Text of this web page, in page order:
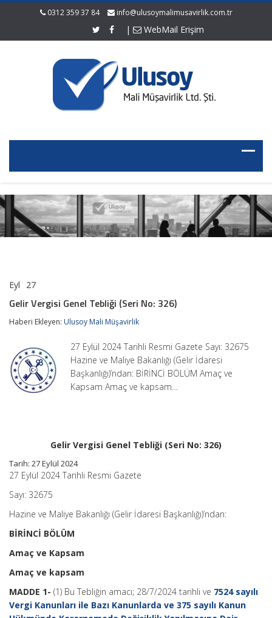
0312 359 37 84 info@ulusoymalimusavirlik.com.tr
| WebMail Erişim
Eyl 27
Genel
(Seri
için
Gelir Vergisi Genel Tebliği (Seri No: 326)
Haberi Ekleyen: Ulusoy Mali Müşavirlik
27 Eylül 2024 Tarihli Resmi Gazete Sayı: 32675
Hazine ve Maliye Bakanlığı (Gelir İdaresi
Başkanlığı)’ndan: BİRİNCİ BÖLÜM Amaç ve
Kapsam Amaç ve kapsam…
Gelir Vergisi Genel Tebliği (Seri No: 326)
Tarih: 27 Eylül 2024
27 Eylül 2024 Tarihli Resmi Gazete
Sayı: 32675
Hazine ve Maliye Bakanlığı (Gelir İdaresi Başkanlığı)’ndan:
BİRİNCİ BÖLÜM
Amaç ve Kapsam
Amaç ve kapsam
MADDE 1- (1) Bu Tebliğin amacı; 28/7/2024 tarihli ve 7524 sayılı
Vergi Kanunları ile Bazı Kanunlarda ve 375 sayılı Kanun